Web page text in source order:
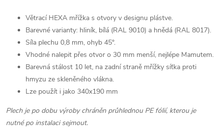
Větrací HEXA mřížka s otvory v designu plástve.
Barevné varianty: hliník, bílá (RAL 9010) a hnědá (RAL 8017).
Síla plechu 0,8 mm, ohyb 45°.
Vhodné nalepit přes otvor o 30 mm menší, nejlépe Mamutem.
Barevná stálost 10 let, na zadní straně mřížky síťka proti
hmyzu ze skleněného vlákna.
Lze použít i jako 340x190 mm
Plech je po dobu výroby chráněn průhlednou PE fólií, kterou je
nutné po instalaci sejmout.